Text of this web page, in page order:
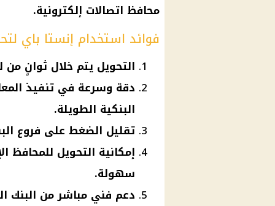
محافظ اتصالات إلكترونية.
فوائد استخدام إنستا باي
التحويل يتم خلال ثوانٍ
دقة وسرعة في تنفيذ
البنكية الطويلة.
تقليل الضغط على فروع
إمكانية التحويل للمحافظ
سهولة.
دعم فني مباشر من البنك